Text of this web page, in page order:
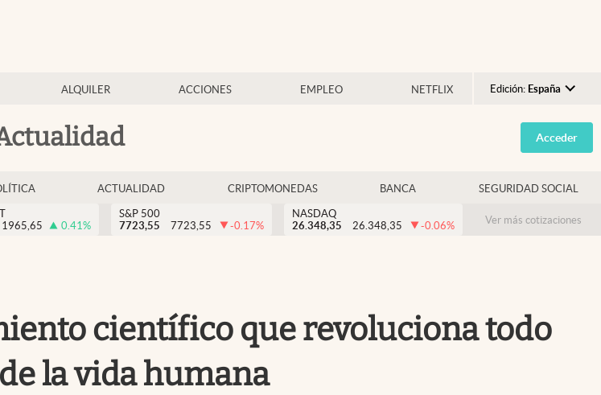
ALQUILER ACCIONES EMPLEO NETFLIX Edición: España
Argentina
España
USA
Colombia
Acceder
ACTUALIDAD CRIPTOMONEDAS BANCA SEGURIDAD SOCIAL
1965,65 0.41%
S&P 500
7723,55
7723,55 -0.17%
NASDAQ
26.348,35
26.348,35 -0.06% Ver más cotizaciones
científico que revoluciona todo
la vida humana